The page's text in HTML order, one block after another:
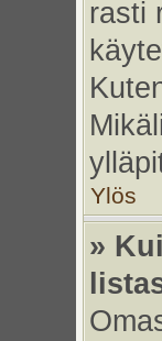
rasti
Ylös
»